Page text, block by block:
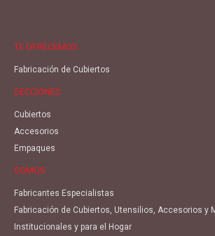
TE OFRECEMOS
Fabricación de Cubiertos
SECCIONES
Cubiertos
Accesorios
Empaques
SOMOS
Fabricantes Especialistas
Fabricación de Cubiertos, Utensilios, Accesorios y
Institucionales y para el Hogar